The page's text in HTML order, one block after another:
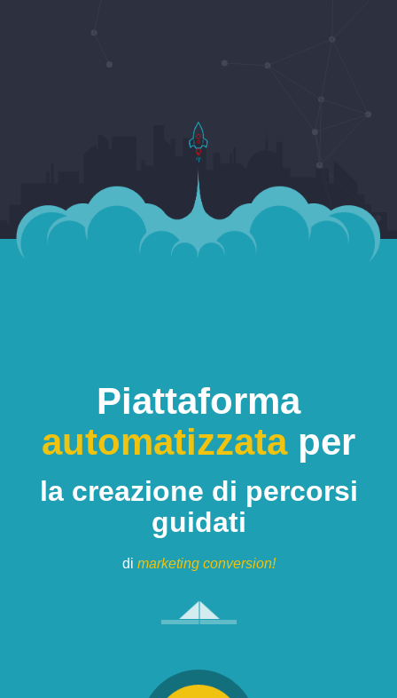
Piattaforma
automatizzataper
la creazione di percorsi
guidati
di marketing conversion!